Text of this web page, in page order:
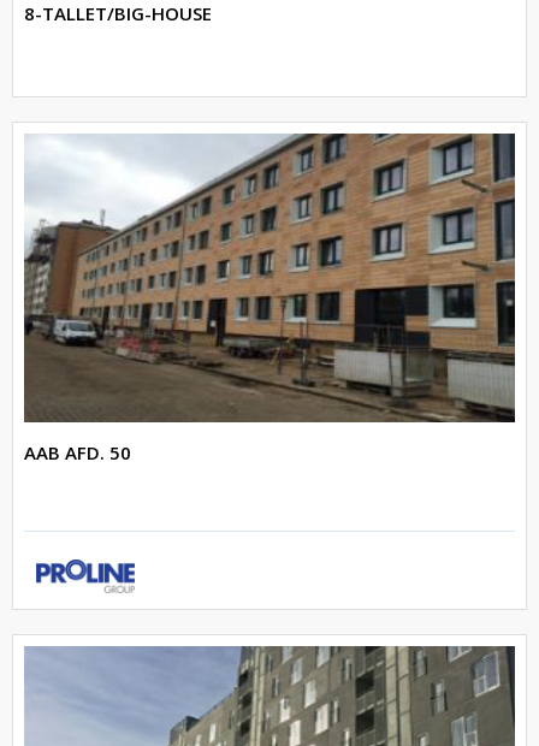
8-TALLET/BIG-HOUSE
AAB AFD. 50